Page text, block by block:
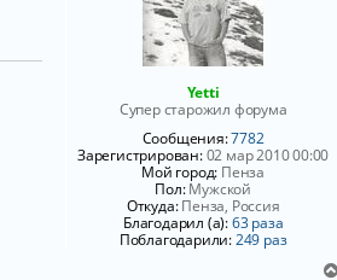
Yetti
Супер старожил форума
Сообщения:7782
Зарегистрирован:02 мар 2010 00:00
Мой город: Пенза
Пол:Мужской
Откуда:Пенза, Россия
Благодарил (а):63 раза
Поблагодарили:249 раз